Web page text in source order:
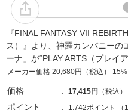
『FINAL FANTASY VII
ス）』より、神羅カンパニーの
ーナ」が“PLAY ARTS（プレ
メーカー価格 20,680円（税込）
価格 17,415円 （税込）
ポイント 1,742ポイント （